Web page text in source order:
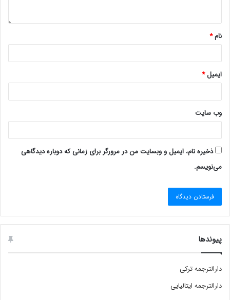
نام*
ایمیل*
وب‌ سایت
ذخیره نام، ایمیل و وبسایت من در مرورگر برای زمانی که دوباره دیدگاهی
می‌نویسم.
پیوندها
دارالترجمه ترکی
دارالترجمه ایتالیایی